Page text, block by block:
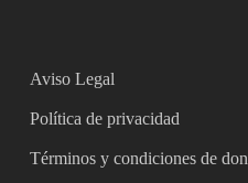
Aviso Legal
Política de privacidad
Términos y condiciones de